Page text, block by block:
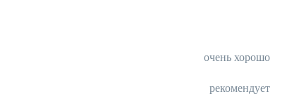
очень хорошо
рекомендует